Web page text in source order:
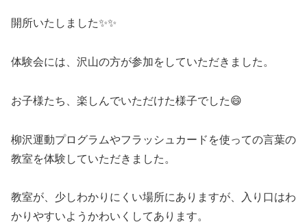
開所いたしました✨✨
体験会には、沢山の方が参加をしていただきました。
お子様たち、楽しんでいただけた様子でした😄
柳沢運動プログラムやフラッシュカードを使っての言葉の
教室を体験していただきました。
教室が、少しわかりにくい場所にありますが、入り口はわ
かりやすいようかわいくしてあります。